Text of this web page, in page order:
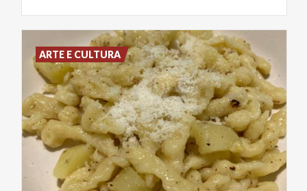
ARTE E CULTURA